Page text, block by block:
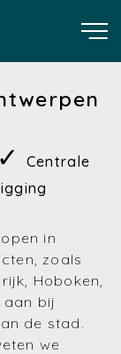
✓
Centrale
in
zoals
Hoboken,
aan bij
de stad.
we